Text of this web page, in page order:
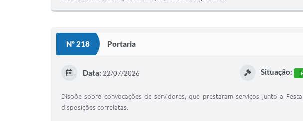
Nº 218 Portaria
Data: 22/07/2026 Situação:
Dispõe sobre convocações de servidores, que prestaram serviços junto a
disposições correlatas.